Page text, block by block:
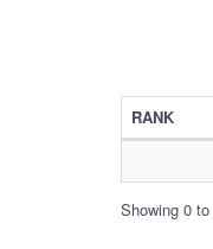
RANK
Showing 0